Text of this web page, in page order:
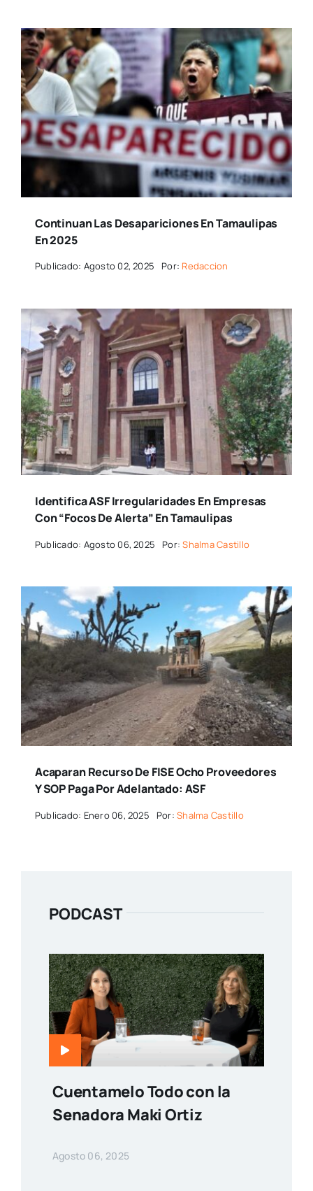
Continuan Las Desapariciones En Tamaulipas
En 2025
Publicado: Agosto 02, 2025 Por: Redaccion
Identifica ASF Irregularidades En Empresas
Con “focos De Alerta” En Tamaulipas
Publicado: Agosto 06, 2025 Por:Shalma Castillo
Acaparan Recurso De FISE Ocho Proveedores
Y SOP Paga Por Adelantado: ASF
Publicado: Enero 06, 2025 Por:Shalma Castillo
PODCAST
Cuentamelo Todo con la
Senadora Maki Ortiz
Agosto 06, 2025